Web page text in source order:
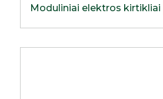
Moduliniai elektros kirtikliai